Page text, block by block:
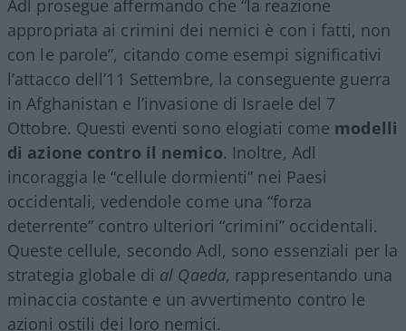
Adl prosegue affermando che “la reazione
appropriata ai crimini dei nemici è con i fatti, non
con le parole”, citando come esempi significativi
l’attacco dell’11 Settembre, la conseguente guerra
in Afghanistan e l’invasione di Israele del 7
Ottobre. Questi eventi sono elogiati come modelli
di azione contro il nemico. Inoltre, Adl
incoraggia le “cellule dormienti” nei Paesi
occidentali, vedendole come una “forza
deterrente” contro ulteriori “crimini” occidentali.
Queste cellule, secondo Adl, sono essenziali per la
strategia globale di al Qaeda, rappresentando una
minaccia costante e un avvertimento contro le
azioni ostili dei loro nemici.